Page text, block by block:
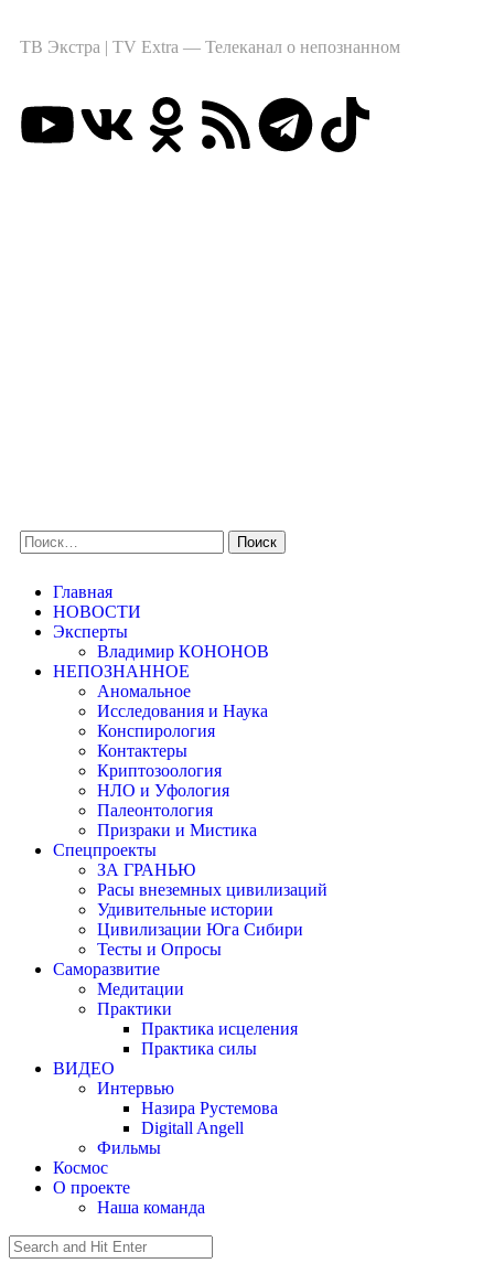
ТВ Экстра | TV Extra — Телеканал о непознанном
Главная
НОВОСТИ
Эксперты
Владимир КОНОНОВ
НЕПОЗНАННОЕ
Аномальное
Исследования и Наука
Конспирология
Контактеры
Криптозоология
НЛО и Уфология
Палеонтология
Призраки и Мистика
Спецпроекты
ЗА ГРАНЬЮ
Расы внеземных цивилизаций
Удивительные истории
Цивилизации Юга Сибири
Тесты и Опросы
Саморазвитие
Медитации
Практики
Практика исцеления
Практика силы
ВИДЕО
Интервью
Назира Рустемова
Digitall Angell
Фильмы
Космос
О проекте
Наша команда